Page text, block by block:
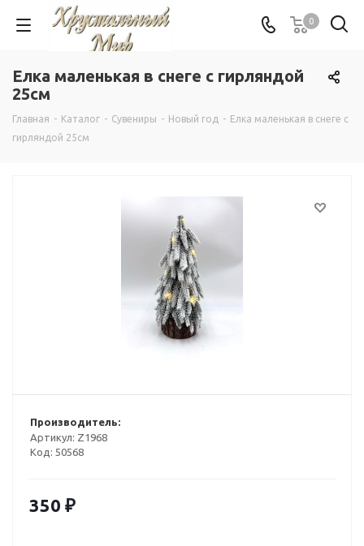
0
Елка маленькая в снеге с гирляндой
25см
Главная - Каталог - Сувениры - Новый год - Елка маленькая в снеге с
гирляндой 25см
Производитель:
Артикул: Z1968
Код: 50568
350 ₽